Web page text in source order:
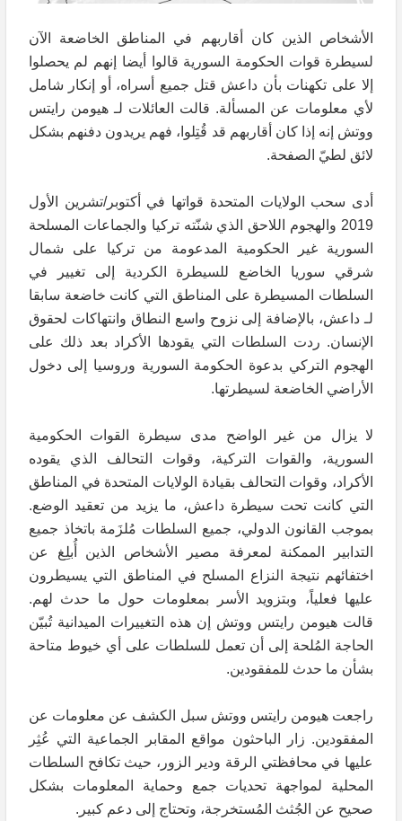
الأشخاص الذين كان أقاربهم في المناطق الخاضعة الآن
لسيطرة قوات الحكومة السورية قالوا أيضا إنهم لم يحصلوا
إلا على تكهنات بأن داعش قتل جميع أسراه، أو إنكار شامل
لأي معلومات عن المسألة. قالت العائلات لـ هيومن رايتس
ووتش إنه إذا كان أقاربهم قد قُتِلوا، فهم يريدون دفنهم بشكل
لائق لطيّ الصفحة.
أدى سحب الولايات المتحدة قواتها في أكتوبر/تشرين الأول
2019 والهجوم اللاحق الذي شنّته تركيا والجماعات المسلحة
السورية غير الحكومية المدعومة من تركيا على شمال
شرقي سوريا الخاضع للسيطرة الكردية إلى تغيير في
السلطات المسيطرة على المناطق التي كانت خاضعة سابقا
لـ داعش، بالإضافة إلى نزوح واسع النطاق وانتهاكات لحقوق
الإنسان. ردت السلطات التي يقودها الأكراد بعد ذلك على
الهجوم التركي بدعوة الحكومة السورية وروسيا إلى دخول
الأراضي الخاضعة لسيطرتها.
لا يزال من غير الواضح مدى سيطرة القوات الحكومية
السورية، والقوات التركية، وقوات التحالف الذي يقوده
الأكراد، وقوات التحالف بقيادة الولايات المتحدة في المناطق
التي كانت تحت سيطرة داعش، ما يزيد من تعقيد الوضع.
بموجب القانون الدولي، جميع السلطات مُلزَمة باتخاذ جميع
التدابير الممكنة لمعرفة مصير الأشخاص الذين أُبلِغ عن
اختفائهم نتيجة النزاع المسلح في المناطق التي يسيطرون
عليها فعلياً، وبتزويد الأسر بمعلومات حول ما حدث لهم.
قالت هيومن رايتس ووتش إن هذه التغييرات الميدانية تُبيّن
الحاجة المُلحة إلى أن تعمل للسلطات على أي خيوط متاحة
بشأن ما حدث للمفقودين.
راجعت هيومن رايتس ووتش سبل الكشف عن معلومات عن
المفقودين. زار الباحثون مواقع المقابر الجماعية التي عُثِر
عليها في محافظتي الرقة ودير الزور، حيث تكافح السلطات
المحلية لمواجهة تحديات جمع وحماية المعلومات بشكل
صحيح عن الجُثث المُستخرجة، وتحتاج إلى دعم كبير.